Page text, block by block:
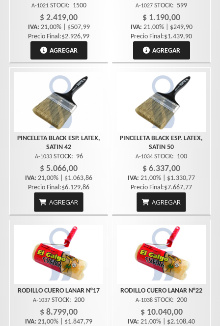
A-1021 STOCK: 1500
$ 2.419,00
IVA: 21,00% | $507,99
Precio Final:$2.926,99
AGREGAR
A-1027 STOCK: 599
$ 1.190,00
IVA: 21,00% | $249,90
Precio Final:$1.439,90
AGREGAR
PINCELETA BLACK ESP. LATEX,
SATIN 42
A-1033 STOCK: 96
$ 5.066,00
IVA: 21,00% | $1.063,86
Precio Final:$6.129,86
AGREGAR
PINCELETA BLACK ESP. LATEX,
SATIN 50
A-1034 STOCK: 100
$ 6.337,00
IVA: 21,00% | $1.330,77
Precio Final:$7.667,77
AGREGAR
RODILLO CUERO LANAR N°17
A-1037 STOCK: 200
$ 8.799,00
IVA: 21,00% | $1.847,79
RODILLO CUERO LANAR N°22
A-1038 STOCK: 200
$ 10.040,00
IVA: 21,00% | $2.108,40